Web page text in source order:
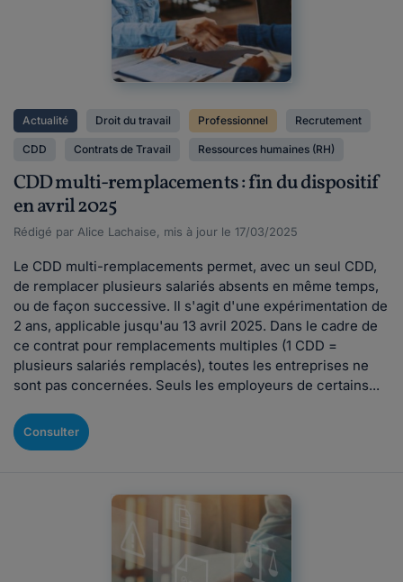
Actualité Droit du travail Professionnel Recrutement
CDD Contrats de Travail Ressources humaines (RH)
CDD multi-remplacements : fin du dispositif
en avril 2025
Rédigé par Alice Lachaise, mis à jour le 17/03/2025
Le CDD multi-remplacements permet, avec un seul CDD,
de remplacer plusieurs salariés absents en même temps,
ou de façon successive. Il s'agit d'une expérimentation de
2 ans, applicable jusqu'au 13 avril 2025. Dans le cadre de
ce contrat pour remplacements multiples (1 CDD =
plusieurs salariés remplacés), toutes les entreprises ne
sont pas concernées. Seuls les employeurs de certains...
Consulter